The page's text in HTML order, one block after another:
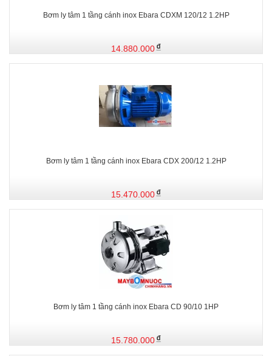
Bơm ly tâm 1 tầng cánh inox Ebara CDXM 120/12 1.2HP
14.880.000
Bơm ly tâm 1 tầng cánh inox Ebara CDX 200/12 1.2HP
15.470.000
Bơm ly tâm 1 tầng cánh inox Ebara CD 90/10 1HP
15.780.000